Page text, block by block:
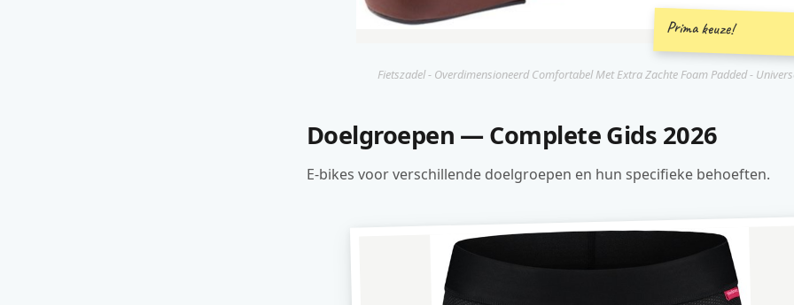
Prima keuze!
Fietszadel - Overdimensioneerd Comfortabel Met Extra Zachte Foam Padded -
Doelgroepen — Complete Gids 2026
E-bikes voor verschillende doelgroepen en hun specifieke behoeften.